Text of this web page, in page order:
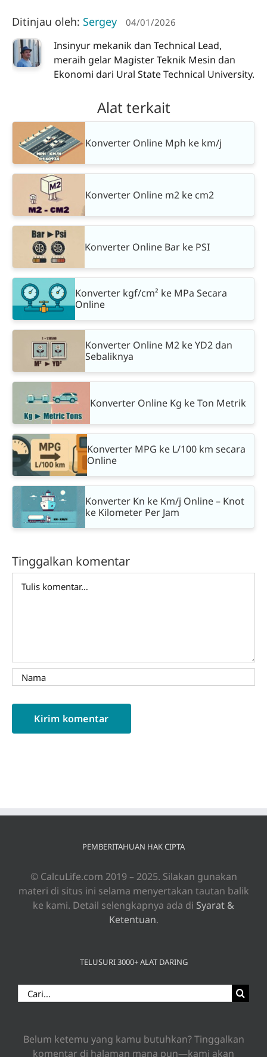
Ditinjau oleh: Sergey 04/01/2026
Insinyur mekanik dan Technical Lead,
meraih gelar Magister Teknik Mesin dan
Ekonomi dari Ural State Technical University.
Alat terkait
Konverter Online Mph ke km/j
Konverter Online m2 ke cm2
Konverter Online Bar ke PSI
Konverter kgf/cm² ke MPa Secara
Online
Konverter Online M2 ke YD2 dan
Sebaliknya
Konverter Online Kg ke Ton Metrik
Konverter MPG ke L/100 km secara
Online
Konverter Kn ke Km/j Online – Knot
ke Kilometer Per Jam
Tinggalkan komentar
PEMBERITAHUAN HAK CIPTA
© CalcuLife.com 2019 – 2025. Silakan gunakan
materi di situs ini selama menyertakan tautan balik
ke kami. Detail selengkapnya ada di Syarat &
Ketentuan.
TELUSURI 3000+ ALAT DARING
Search
for:
Belum ketemu yang kamu butuhkan? Tinggalkan
komentar di halaman mana pun—kami akan